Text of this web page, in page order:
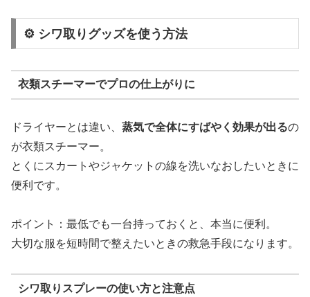
⚙ シワ取りグッズを使う方法
衣類スチーマーでプロの仕上がりに
ドライヤーとは違い、 蒸気で全体にすばやく効果が出るの
が衣類スチーマー。
とくにスカートやジャケットの線を洗いなおしたいときに
便利です。
ポイント：最低でも一台持っておくと、本当に便利。
大切な服を短時間で整えたいときの救急手段になります。
シワ取りスプレーの使い方と注意点